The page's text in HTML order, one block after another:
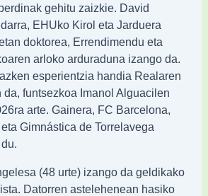
gehitu zaizkie. David
EHUko Kirol eta Jarduera
doktorea, Errendimendu eta
arloko arduraduna izango da.
esperientzia handia Realaren
funtsezkoa Imanol Alguacilen
arte. Gainera, FC Barcelona,
Gimnástica de Torrelavega
(48 urte) izango da geldikako
Datorren astelehenean hasiko